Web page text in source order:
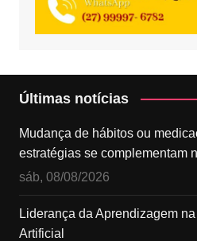
Últimas notícias
Mudança de hábitos ou
estratégias se complementam
sáb, 08/08/2026
Liderança da Aprendizagem
Artificial